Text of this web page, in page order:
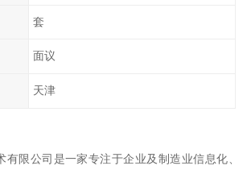
套
面议
天津
有限公司是一家专注于企业及制造业信息化、